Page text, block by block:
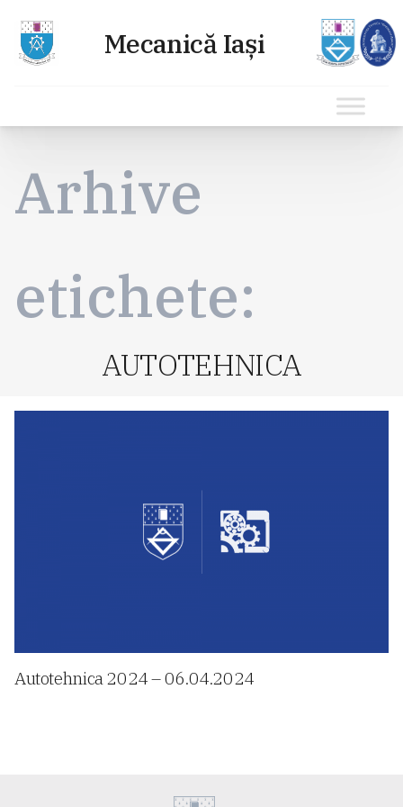
conținut
Arhive
etichete:
AUTOTEHNICA
Autotehnica 2024 – 06.04.2024